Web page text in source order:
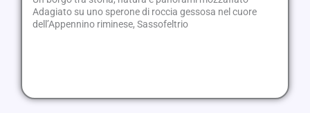
Adagiato su uno sperone di roccia gessosa nel cuore
dell’Appennino riminese, Sassofeltrio